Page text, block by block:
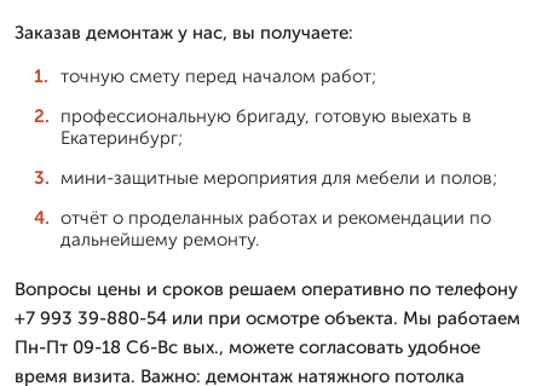
Заказав демонтаж у нас, вы получаете:
точную смету перед началом работ;
профессиональную бригаду, готовую выехать в
Екатеринбург;
мини-защитные мероприятия для мебели и полов;
отчёт о проделанных работах и рекомендации по
дальнейшему ремонту.
Вопросы цены и сроков решаем оперативно по телефону
+7 993 39-880-54 или при осмотре объекта. Мы работаем
Пн-Пт 09-18 Сб-Вс вых., можете согласовать удобное
время визита. Важно: демонтаж натяжного потолка